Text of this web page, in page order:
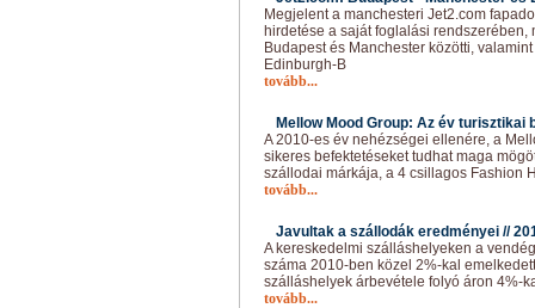
Megjelent a manchesteri Jet2.com
hirdetése a saját foglalási rendszerében,
Budapest és Manchester közötti,
Edinburgh-B
tovább...
Mellow Mood Group: Az év turisztikai
A 2010-es év nehézségei ellenére, a
sikeres befektetéseket tudhat maga
szállodai márkája, a 4 csillagos Fashion
tovább...
Javultak a szállodák eredményei //
A kereskedelmi szálláshelyeken a
száma 2010-ben közel 2%-kal
szálláshelyek árbevétele folyó áron 4%-
tovább...